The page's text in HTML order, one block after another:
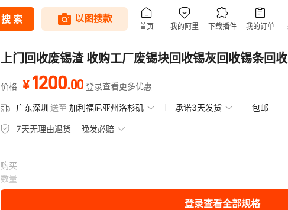
上门回收废锡渣 收购工厂废锡块回收锡灰回收锡条回收
价格 ¥1200.00 登录查看更多优惠
广东深圳送至 加利福尼亚州洛杉矶 承诺3天发货 包邮
7天无理由退货 晚发必赔
购买
数量
登录查看全部规格